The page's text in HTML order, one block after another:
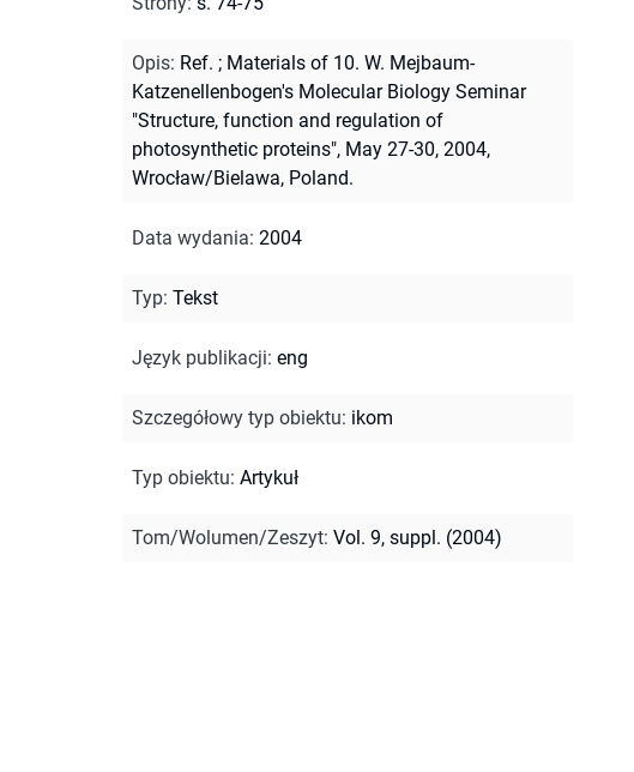
Opis: Ref. ; Materials of 10. W. Mejbaum-
Katzenellenbogen's Molecular Biology Seminar
"Structure, function and regulation of
photosynthetic proteins", May 27-30, 2004,
Wrocław/Bielawa, Poland.
Data wydania: 2004
Typ: Tekst
Język publikacji: eng
Szczegółowy typ obiektu: ikom
Typ obiektu: Artykuł
Tom/Wolumen/Zeszyt: Vol. 9, suppl. (2004)